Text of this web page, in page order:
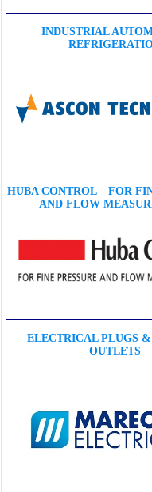
INDUSTRIAL
HUBA CONTROL – FOR
AND FLOW
ELECTRICAL PLUGS
OUTLETS